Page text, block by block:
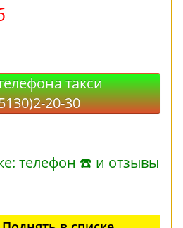
такси
20-30
телефон ☎ и отзывы